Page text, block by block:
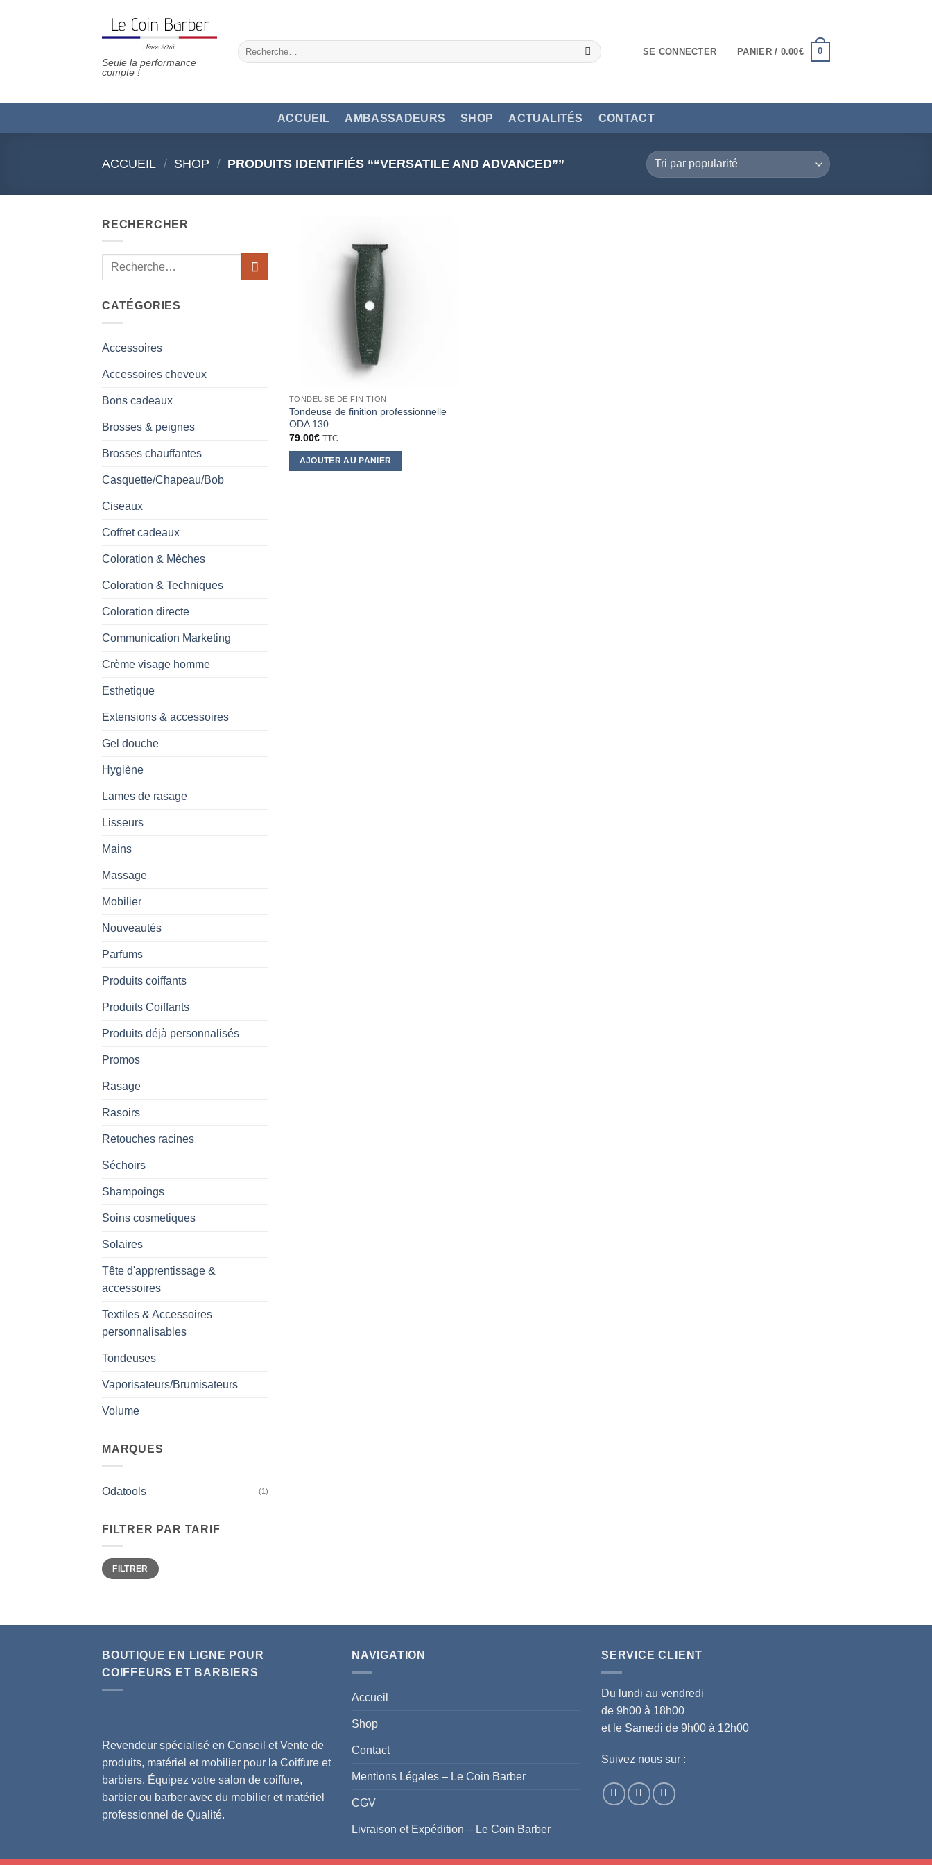
Seule la performance
compte !
Recherche
pour :
SE CONNECTER PANIER / 0.00€ 0
ACCUEIL AMBASSADEURS SHOP ACTUALITÉS CONTACT
ACCUEIL / SHOP / PRODUITS IDENTIFIÉS ““VERSATILE AND ADVANCED””
RECHERCHER
Recherche
CATÉGORIES
Accessoires
Accessoires cheveux
Bons cadeaux
Brosses & peignes
Brosses chauffantes
Casquette/Chapeau/Bob
Ciseaux
Coffret cadeaux
Coloration & Mèches
Coloration & Techniques
Coloration directe
Communication Marketing
Crème visage homme
Esthetique
Extensions & accessoires
Gel douche
Hygiène
Lames de rasage
Lisseurs
Mains
Massage
Mobilier
Nouveautés
Parfums
Produits coiffants
Produits Coiffants
Produits déjà personnalisés
Promos
Rasage
Rasoirs
Retouches racines
Séchoirs
Shampoings
Soins cosmetiques
Solaires
Tête d'apprentissage &
accessoires
Textiles & Accessoires
personnalisables
Tondeuses
Vaporisateurs/Brumisateurs
Volume
MARQUES
Odatools (1)
FILTRER PAR TARIF
Prix
min
Prix
maxFILTRER
TONDEUSE DE FINITION
Tondeuse de finition professionnelle
ODA 130
79.00€ TTC
AJOUTER AU PANIER
BOUTIQUE EN LIGNE POUR
COIFFEURS ET BARBIERS
Revendeur spécialisé en Conseil et Vente de
produits, matériel et mobilier pour la Coiffure et
barbiers, Équipez votre salon de coiffure,
barbier ou barber avec du mobilier et matériel
professionnel de Qualité.
NAVIGATION
Accueil
Shop
Contact
Mentions Légales – Le Coin Barber
CGV
Livraison et Expédition – Le Coin Barber
SERVICE CLIENT
Du lundi au vendredi
de 9h00 à 18h00
et le Samedi de 9h00 à 12h00
Suivez nous sur :